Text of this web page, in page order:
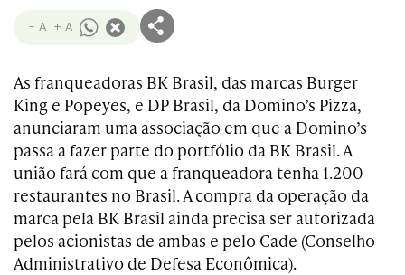
- A + A
As franqueadoras BK Brasil, das marcas Burger
King e Popeyes, e DP Brasil, da Domino’s Pizza,
anunciaram uma associação em que a Domino’s
passa a fazer parte do portfólio da BK Brasil. A
união fará com que a franqueadora tenha 1.200
restaurantes no Brasil. A compra da operação da
marca pela BK Brasil ainda precisa ser autorizada
pelos acionistas de ambas e pelo Cade (Conselho
Administrativo de Defesa Econômica).